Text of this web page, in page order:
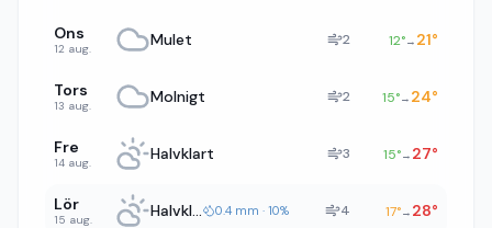
Ons
12 aug. Mulet 2 12°→ 21°
Tors
13 aug. Molnigt 2 15°→ 24°
Fre
14 aug. Halvklart 3 15°→ 27°
Lör
15 aug. Halvklart 0.4 mm · 10% 4 17°→ 28°